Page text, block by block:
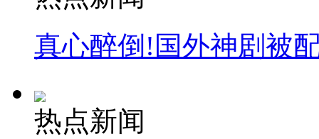
真心醉倒!国外神剧被
热点新闻